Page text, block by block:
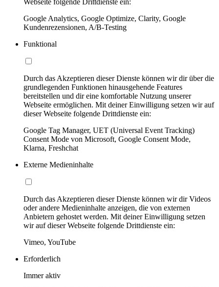
Webseite folgende Drittdienste ein:
Google Analytics, Google Optimize, Clarity, Google
Kundenrezensionen, A/B-Testing
Funktional
Durch das Akzeptieren dieser Dienste können wir dir über die
grundlegenden Funktionen hinausgehende Features
bereitstellen und dir eine komfortable Nutzung unserer
Webseite ermöglichen. Mit deiner Einwilligung setzen wir auf
dieser Webseite folgende Drittdienste ein:
Google Tag Manager, UET (Universal Event Tracking)
Consent Mode von Microsoft, Google Consent Mode,
Klarna, Freshchat
Externe Medieninhalte
Durch das Akzeptieren dieser Dienste können wir dir Videos
oder andere Medieninhalte anzeigen, die von externen
Anbietern gehostet werden. Mit deiner Einwilligung setzen
wir auf dieser Webseite folgende Drittdienste ein:
Vimeo, YouTube
Erforderlich
Immer aktiv